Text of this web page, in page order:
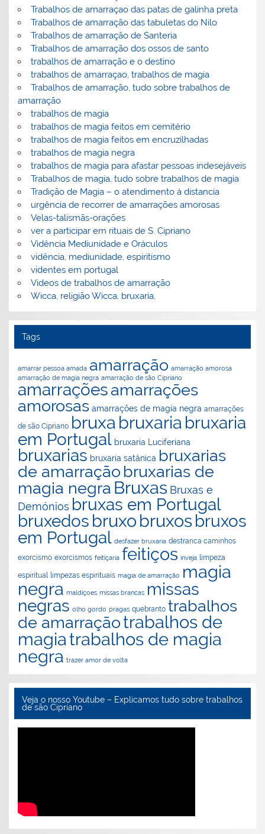
Trabalhos de amarraçao das patas de galinha preta
Trabalhos de amarração das tabuletas do Nilo
Trabalhos de amarração de Santeria
Trabalhos de amarração dos ossos de santo
trabalhos de amarração e o destino
trabalhos de amarraçao, trabalhos de magia
Trabalhos de amarração, tudo sobre trabalhos de
amarração
trabalhos de magia
trabalhos de magia feitos em cemitério
trabalhos de magia feitos em encruzilhadas
trabalhos de magia negra
trabalhos de magia para afastar pessoas indesejáveis
Trabalhos de magia, tudo sobre trabalhos de magia
Tradição de Magia – o atendimento á distancia
urgência de recorrer de amarrações amorosas
Velas-talismãs-orações
ver a participar em rituais de S. Cipriano
Vidência Mediunidade e Oráculos
vidência, mediunidade, espiritismo
videntes em portugal
Videos de trabalhos de amarração
Wicca, religião Wicca, bruxaria,
Tags
amarrar pessoa amada amarração amarração amorosa
amarração de magia negra amarração de são Cipriano
amarraçõesamarrações
amorosas amarrações de magia negra amarrações
de são Cipriano bruxa bruxaria bruxaria
em Portugal bruxaria Luciferiana
bruxarias bruxaria satânica bruxarias
de amarração bruxarias de
magia negra Bruxas Bruxas e
Demónios bruxas em Portugal
bruxedos bruxobruxos bruxos
em Portugal desfazer bruxaria destranca caminhos
exorcismo exorcismos feitiçaria feitiços inveja limpeza
espiritual limpezas espirituais magia de amarração magia
negra maldiçoes missas brancas missas
negras olho gordo pragas quebranto trabalhos
de amarraçãotrabalhos de
magiatrabalhos de magia
negra trazer amor de volta
Veja o nosso Youtube – Explicamos tudo sobre trabalhos
de são Cipriano